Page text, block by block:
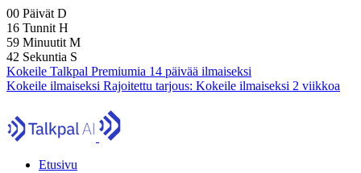
00 Päivät D
16 Tunnit H
59 Minuutit M
41 Sekuntia S
Kokeile Talkpal Premiumia 14 päivää ilmaiseksi
Kokeile ilmaiseksi Rajoitettu tarjous: Kokeile ilmaiseksi 2 viikkoa
Etusivu